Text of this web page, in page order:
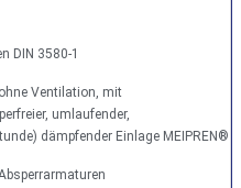
DIN 3580-1
Ventilation, mit
umlaufender,
dämpfender Einlage MEIPREN®